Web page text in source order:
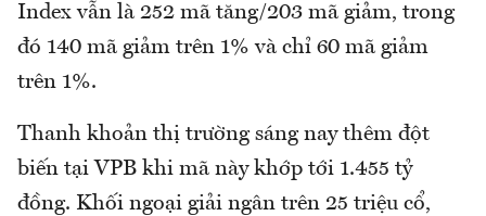
Index vẫn là 252 mã tăng/203 mã giảm, trong
đó 140 mã giảm trên 1% và chỉ 60 mã giảm
trên 1%.
Thanh khoản thị trường sáng nay thêm đột
biến tại VPB khi mã này khớp tới 1.455 tỷ
đồng. Khối ngoại giải ngân trên 25 triệu cổ,